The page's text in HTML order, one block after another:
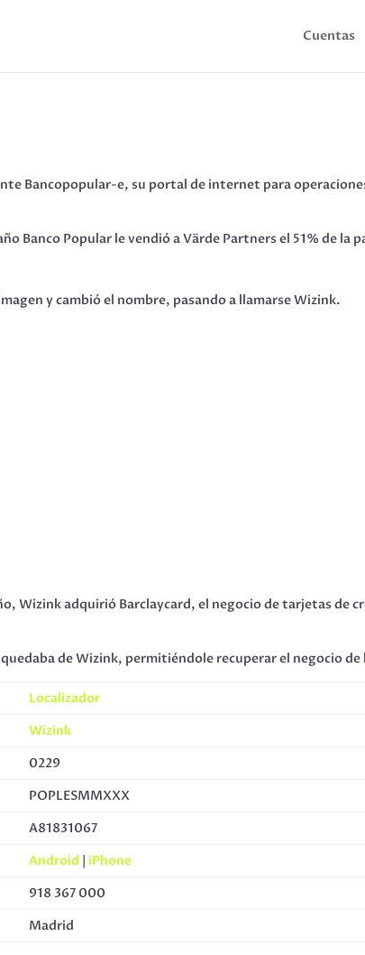
Cuentas
Bancopopular-e, su portal de internet para
Banco Popular le vendió a Värde Partners el 51% de
y cambió el nombre, pasando a llamarse Wizink.
Wizink adquirió Barclaycard, el negocio de tarjetas de
de Wizink, permitiéndole recuperar el negocio
Localizador
Wizink
0229
POPLESMMXXX
A81831067
Android | iPhone
918 367 000
Madrid